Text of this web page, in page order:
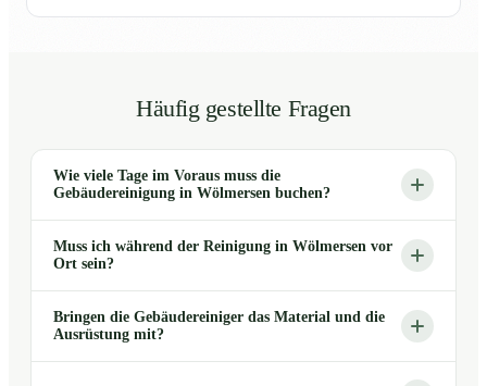
Häufig gestellte Fragen
Wie viele Tage im Voraus muss die
Gebäudereinigung in Wölmersen buchen?
Muss ich während der Reinigung in Wölmersen vor
Ort sein?
Bringen die Gebäudereiniger das Material und die
Ausrüstung mit?